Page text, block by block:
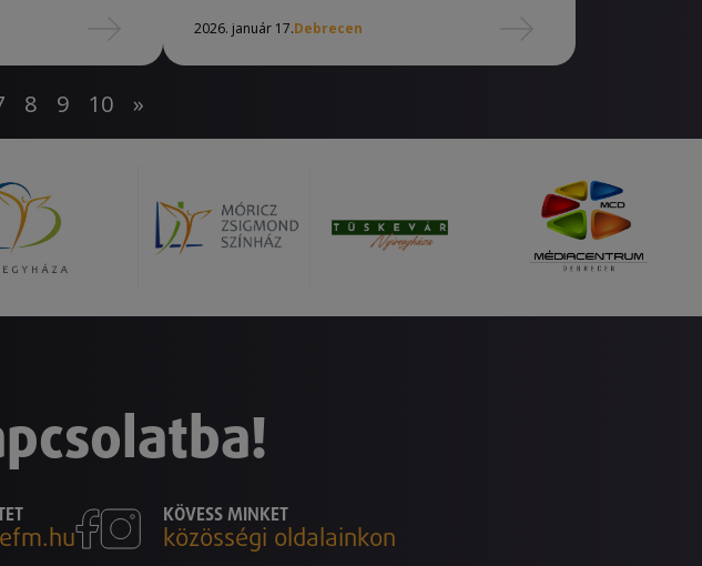
2026. január 17.Debrecen
8 9 10 »
KÖVESS MINKET
közösségi oldalainkon